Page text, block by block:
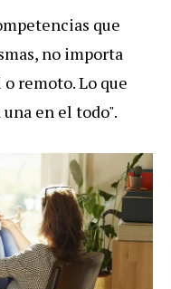
que
no importa
remoto. Lo que
en el todo".